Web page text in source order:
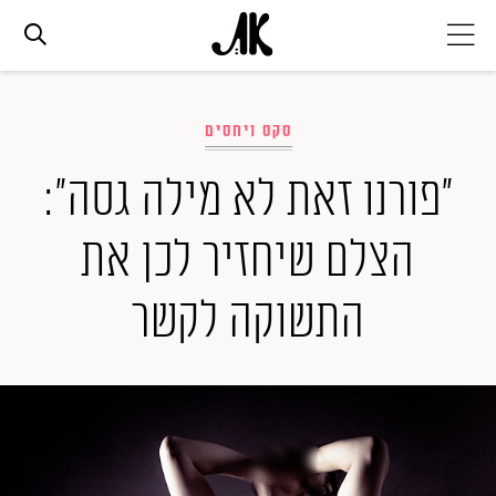
אופנה
ביוטי
סלבס
המגזין
סקס ויחסים
"פורנו זאת לא מילה גסה":
הצלם שיחזיר לכן את
התשוקה לקשר